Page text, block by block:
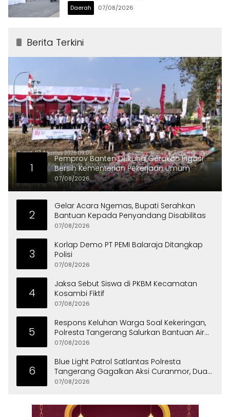
Daerah 07/08/2026
Berita Terkini
1
Pemprov Banten Dukung Gerakan Irigasi
Bersih Kementerian Pekerjaan Umum
07/08/2026
2
Gelar Acara Ngemas, Bupati Serahkan
Bantuan Kepada Penyandang Disabilitas
07/08/2026
3
Korlap Demo PT PEMI Balaraja Ditangkap
Polisi
07/08/2026
4
Jaksa Sebut Siswa di PKBM Kecamatan
Kosambi Fiktif
07/08/2026
5
Respons Keluhan Warga Soal Kekeringan,
Polresta Tangerang Salurkan Bantuan Air
Bersih ke Panongan
07/08/2026
6
Blue Light Patrol Satlantas Polresta
Tangerang Gagalkan Aksi Curanmor, Dua
Pria Diamankan
07/08/2026